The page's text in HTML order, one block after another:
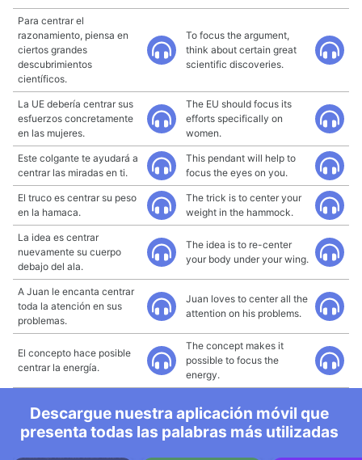
Para centrar el
razonamiento, piensa en
ciertos grandes
descubrimientos
científicos.
To focus the argument,
think about certain great
scientific discoveries.
La UE debería centrar sus
esfuerzos concretamente
en las mujeres.
The EU should focus its
efforts specifically on
women.
Este colgante te ayudará a
centrar las miradas en ti.
This pendant will help to
focus the eyes on you.
El truco es centrar su peso
en la hamaca.
The trick is to center your
weight in the hammock.
La idea es centrar
nuevamente su cuerpo
debajo del ala.
The idea is to re-center
your body under your wing.
A Juan le encanta centrar
toda la atención en sus
problemas.
Juan loves to center all the
attention on his problems.
El concepto hace posible
centrar la energía.
The concept makes it
possible to focus the
energy.
Descargue nuestra aplicación móvil que
presenta todas las palabras más utilizadas